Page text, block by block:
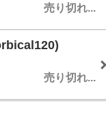
売り切れ...
売り切れ...